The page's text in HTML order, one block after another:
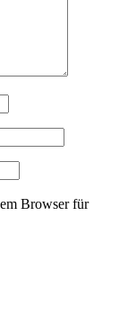
Browser für